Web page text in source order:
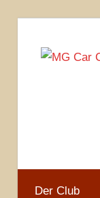
Inhalt
Der Club